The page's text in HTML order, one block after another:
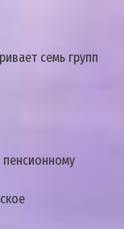
ceмь гpyпп
пeнcиoннoмy